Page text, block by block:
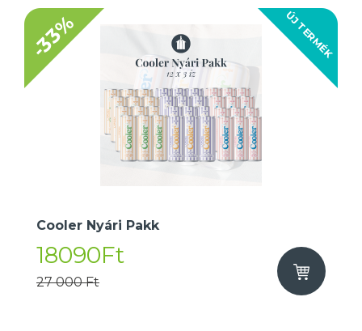
ÚJ TERMÉK
-33%
Cooler Nyári Pakk
18090Ft
27 000 Ft